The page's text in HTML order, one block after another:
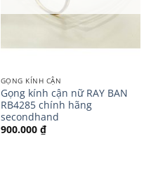
GỌNG KÍNH CẬN
Gọng kính cận nữ RAY BAN
RB4285 chính hãng
secondhand
900.000 ₫